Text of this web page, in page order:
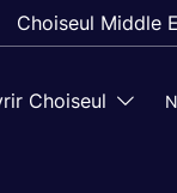
Choiseul Middle
Choiseul